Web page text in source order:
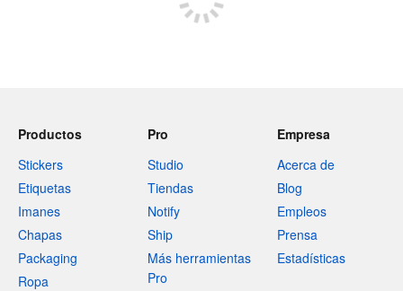
Productos
Stickers
Etiquetas
Imanes
Chapas
Packaging
Ropa
Pro
Studio
Tiendas
Notify
Ship
Más herramientas
Pro
Empresa
Acerca de
Blog
Empleos
Prensa
Estadísticas